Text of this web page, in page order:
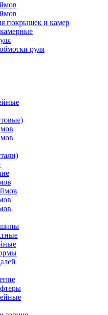
покрышек и камер
руля
шипы